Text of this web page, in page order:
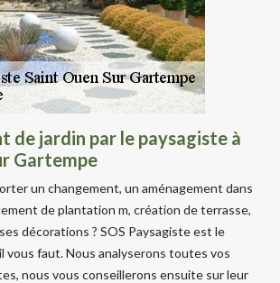
de jardin par le paysagiste à
Gartempe
un changement, un aménagement dans
de plantation m, création de terrasse,
décorations ? SOS Paysagiste est le
vous faut. Nous analyserons toutes vos
nous vous conseillerons ensuite sur leur